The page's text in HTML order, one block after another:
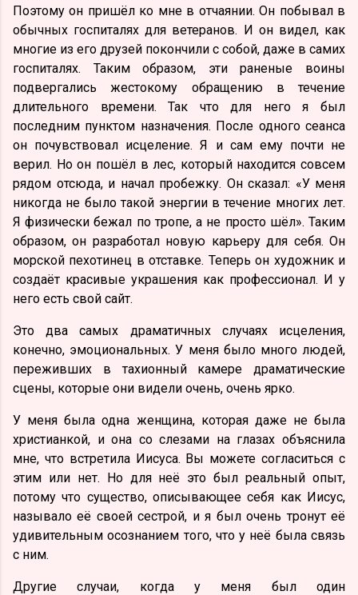
Поэтому он пришёл ко мне в отчаянии. Он побывал в
обычных госпиталях для ветеранов. И он видел, как
многие из его друзей покончили с собой, даже в самих
госпиталях. Таким образом, эти раненые воины
подвергались жестокому обращению в течение
длительного времени. Так что для него я был
последним пунктом назначения. После одного сеанса
он почувствовал исцеление. Я и сам ему почти не
верил. Но он пошёл в лес, который находится совсем
рядом отсюда, и начал пробежку. Он сказал: «У меня
никогда не было такой энергии в течение многих лет.
Я физически бежал по тропе, а не просто шёл». Таким
образом, он разработал новую карьеру для себя. Он
морской пехотинец в отставке. Теперь он художник и
создаёт красивые украшения как профессионал. И у
него есть свой сайт.
Это два самых драматичных случаях исцеления,
конечно, эмоциональных. У меня было много людей,
переживших в тахионный камере драматические
сцены, которые они видели очень, очень ярко.
У меня была одна женщина, которая даже не была
христианкой, и она со слезами на глазах объяснила
мне, что встретила Иисуса. Вы можете согласиться с
этим или нет. Но для неё это был реальный опыт,
потому что существо, описывающее себя как Иисус,
называло её своей сестрой, и я был очень тронут её
удивительным осознанием того, что у неё была связь
с ним.
Другие случаи, когда у меня был один